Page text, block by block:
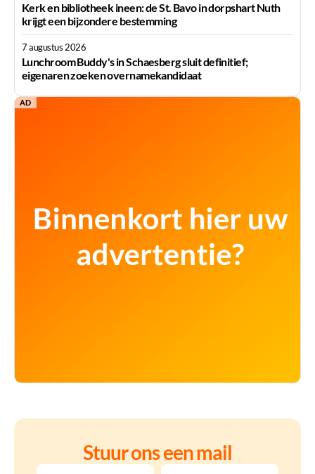
Kerk en bibliotheek ineen: de St. Bavo in dorpshart Nuth
krijgt een bijzondere bestemming
7 augustus 2026
Lunchroom Buddy's in Schaesberg sluit definitief;
eigenaren zoeken overnamekandidaat
AD
Stuur ons een mail